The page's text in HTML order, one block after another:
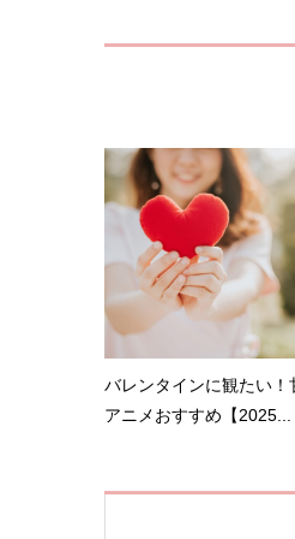
バレンタインに観たい！
アニメおすすめ【2025...